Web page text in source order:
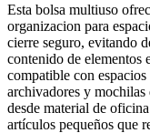
Esta bolsa multiuso
organizacion para
cierre seguro, evitando
contenido de elementos
compatible con
archivadores y
desde material de
artículos pequeños que